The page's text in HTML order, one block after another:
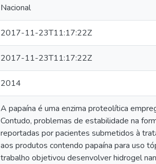
Nacional
2017-11-23T11:17:22Z
2017-11-23T11:17:22Z
2014
A papaína é uma enzima proteolítica
Contudo, problemas de estabilidade na
reportadas por pacientes submetidos à
aos produtos contendo papaína para uso
trabalho objetivou desenvolver hidrogel